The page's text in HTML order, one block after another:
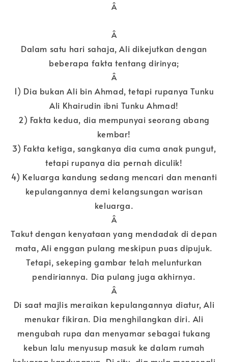
Â
Â
Dalam satu hari sahaja, Ali dikejutkan dengan
beberapa fakta tentang dirinya;
Â
1) Dia bukan Ali bin Ahmad, tetapi rupanya Tunku
Ali Khairudin ibni Tunku Ahmad!
2) Fakta kedua, dia mempunyai seorang abang
kembar!
3) Fakta ketiga, sangkanya dia cuma anak pungut,
tetapi rupanya dia pernah diculik!
4) Keluarga kandung sedang mencari dan menanti
kepulangannya demi kelangsungan warisan
keluarga.
Â
Takut dengan kenyataan yang mendadak di depan
mata, Ali enggan pulang meskipun puas dipujuk.
Tetapi, sekeping gambar telah melunturkan
pendiriannya. Dia pulang juga akhirnya.
Â
Di saat majlis meraikan kepulangannya diatur, Ali
menukar fikiran. Dia menghilangkan diri. Ali
mengubah rupa dan menyamar sebagai tukang
kebun lalu menyusup masuk ke dalam rumah